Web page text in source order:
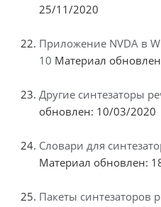
25/11/2020
Приложение NVDA в
10 Материал
Другие синтезаторы
обновлен: 10/03/2020
Словари для
Материал обновлен:
Пакеты синтезаторов